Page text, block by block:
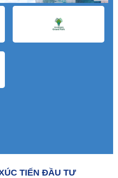
TIẾN ĐẦU TƯ